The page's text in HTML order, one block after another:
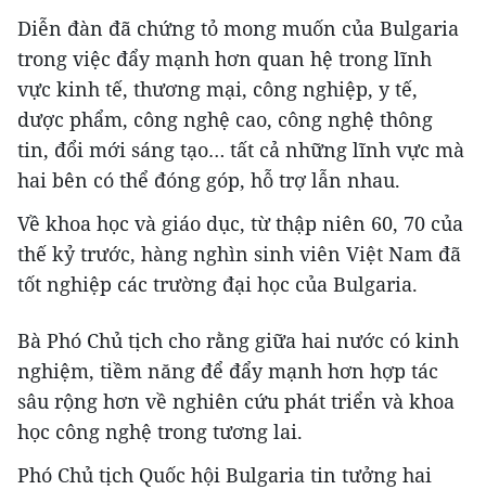
Diễn đàn đã chứng tỏ mong muốn của Bulgaria
trong việc đẩy mạnh hơn quan hệ trong lĩnh
vực kinh tế, thương mại, công nghiệp, y tế,
dược phẩm, công nghệ cao, công nghệ thông
tin, đổi mới sáng tạo… tất cả những lĩnh vực mà
hai bên có thể đóng góp, hỗ trợ lẫn nhau.
Về khoa học và giáo dục, từ thập niên 60, 70 của
thế kỷ trước, hàng nghìn sinh viên Việt Nam đã
tốt nghiệp các trường đại học của Bulgaria.
Bà Phó Chủ tịch cho rằng giữa hai nước có kinh
nghiệm, tiềm năng để đẩy mạnh hơn hợp tác
sâu rộng hơn về nghiên cứu phát triển và khoa
học công nghệ trong tương lai.
Phó Chủ tịch Quốc hội Bulgaria tin tưởng hai